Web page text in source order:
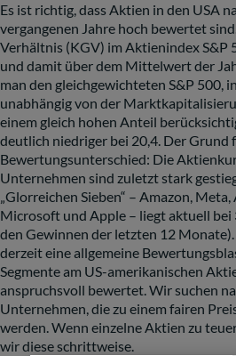
Es ist richtig, dass Aktien in den USA
vergangenen Jahre hoch bewertet
Verhältnis (KGV) im Aktienindex S&P
und damit über dem Mittelwert der
man den gleichgewichteten S&P 500,
unabhängig von der
einem gleich hohen Anteil
deutlich niedriger bei 20,4. Der Grund
Bewertungsunterschied: Die
Unternehmen sind zuletzt stark
„Glorreichen Sieben“ – Amazon, Meta,
Microsoft und Apple – liegt aktuell bei
den Gewinnen der letzten 12
derzeit eine allgemeine
Segmente am US-amerikanischen
anspruchsvoll bewertet. Wir suchen
Unternehmen, die zu einem fairen
werden. Wenn einzelne Aktien zu
wir diese schrittweise.